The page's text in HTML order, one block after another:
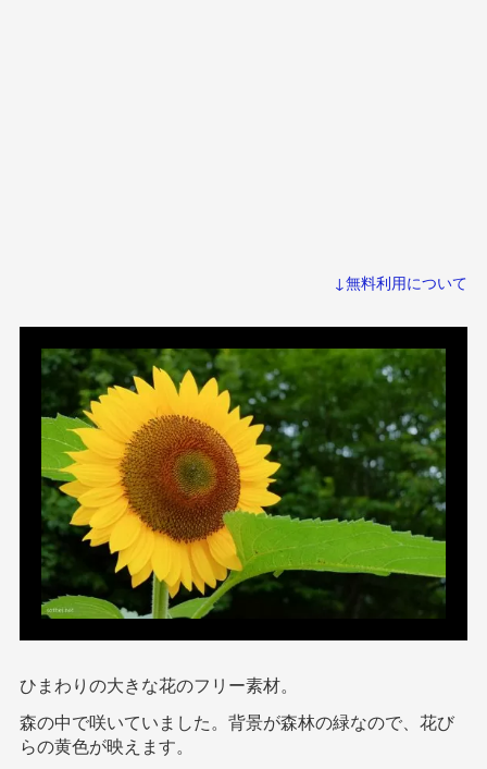
↓無料利用について
ひまわりの大きな花のフリー素材。
森の中で咲いていました。背景が森林の緑なので、花び
らの黄色が映えます。